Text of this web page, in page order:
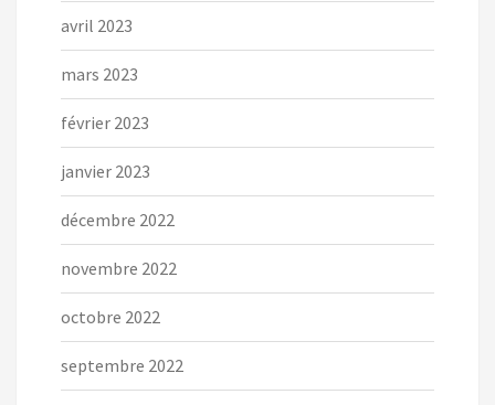
avril 2023
mars 2023
février 2023
janvier 2023
décembre 2022
novembre 2022
octobre 2022
septembre 2022